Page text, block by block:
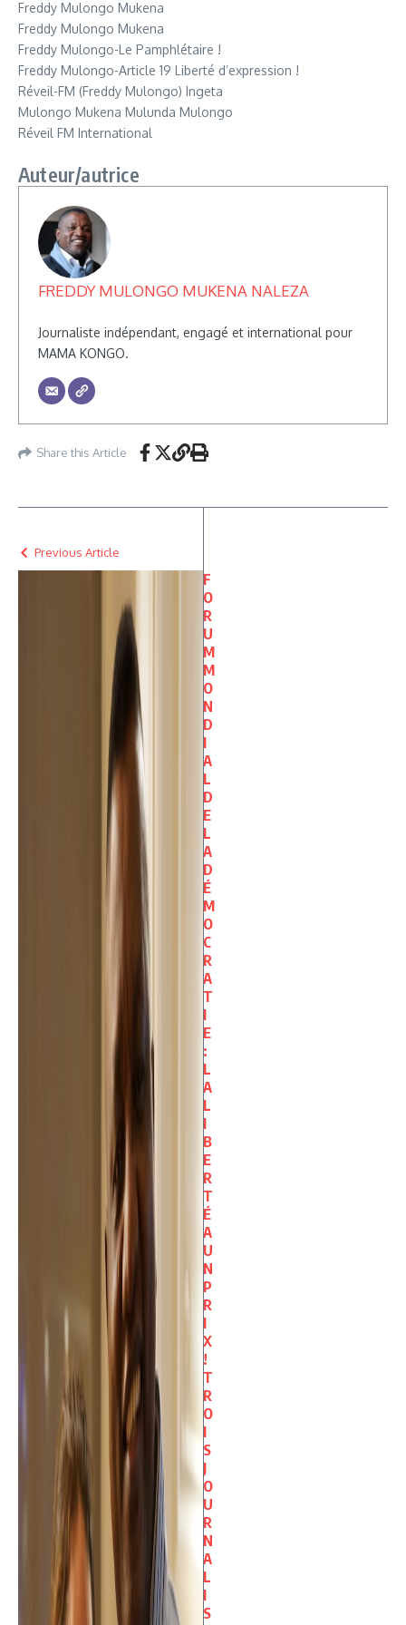
Freddy Mulongo Mukena
Freddy Mulongo Mukena
Freddy Mulongo-Le Pamphlétaire !
Freddy Mulongo-Article 19 Liberté d’expression !
Réveil-FM (Freddy Mulongo) Ingeta
Mulongo Mukena Mulunda Mulongo
Réveil FM International
Auteur/autrice
FREDDY MULONGO MUKENA NALEZA
Journaliste indépendant, engagé et international pour
MAMA KONGO.
Share this Article
Previous Article
F
O
R
U
M
M
O
N
D
I
A
L
D
E
L
A
D
É
M
O
C
R
A
T
I
E
:
L
A
L
I
B
E
R
T
É
A
U
N
P
R
I
X
!
T
R
O
I
S
J
O
U
R
N
A
L
I
S